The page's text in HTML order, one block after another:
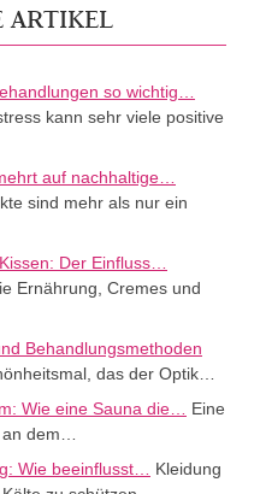
ARTIKEL
so wichtig…
kann sehr viele positive
auf nachhaltige…
sind mehr als nur ein
Der Einfluss…
Ernährung, Cremes und
Behandlungsmethoden
das der Optik…
Wie eine Sauna die… Eine
an dem…
Wie beeinflusst… Kleidung